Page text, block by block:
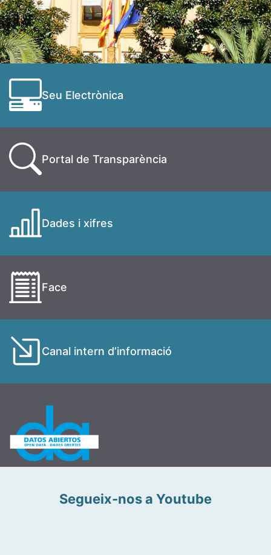
Seu Electrònica
Portal de Transparència
Dades i xifres
Face
Canal intern d’informació
Segueix-nos a Youtube